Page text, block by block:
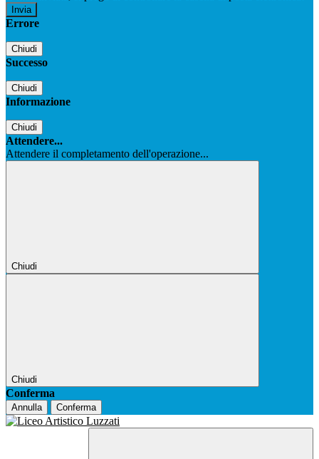
Errore
Chiudi
Successo
Chiudi
Informazione
Chiudi
Attendere...
Attendere il completamento dell'operazione...
Chiudi
Chiudi
Conferma
Annulla Conferma